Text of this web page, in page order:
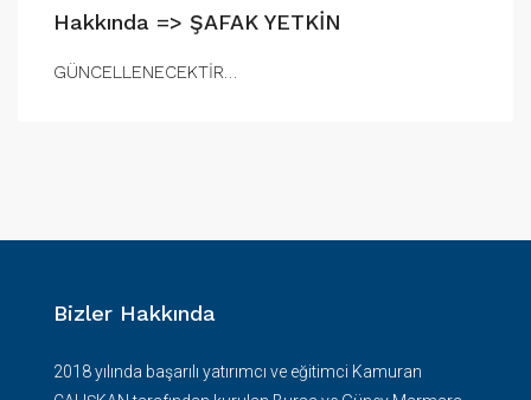
Hakkında => ŞAFAK YETKİN
GÜNCELLENECEKTİR…
Bizler Hakkında
2018 yılında başarılı yatırımcı ve eğitimci Kamuran